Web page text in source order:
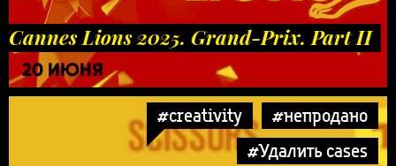
Cannes Lions 2025. Grand-Prix. Part II
20 ИЮНЯ
#creativity
#непродано
#Удалить cases